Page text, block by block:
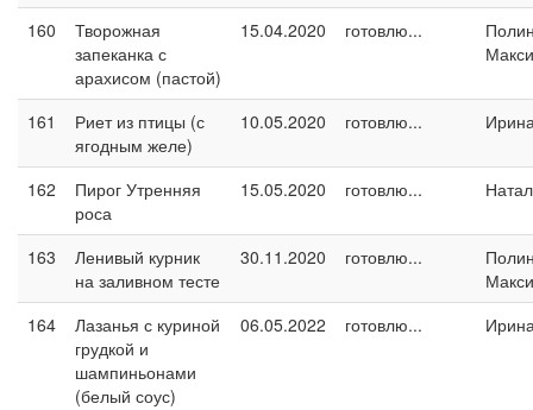
160
Творожная
запеканка с
арахисом (пастой)
15.04.2020 готовлю...
161
Риет из птицы (с
ягодным желе)
10.05.2020 готовлю...
162
Пирог Утренняя
роса
15.05.2020 готовлю...
163
Ленивый курник
на заливном тесте
30.11.2020 готовлю...
164
Лазанья с куриной
грудкой и
шампиньонами
(белый соус)
06.05.2022 готовлю...